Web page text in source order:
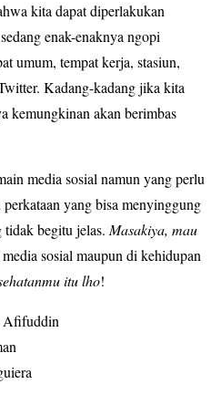
kita dapat diperlakukan
enak-enaknya ngopi
umum, tempat kerja, stasiun,
Kadang-kadang jika kita
kemungkinan akan berimbas
media sosial namun yang perlu
yang bisa menyinggung
tidak begitu jelas. Masakiya, mau
sosial maupun di kehidupan
itu lho!
Afifuddin